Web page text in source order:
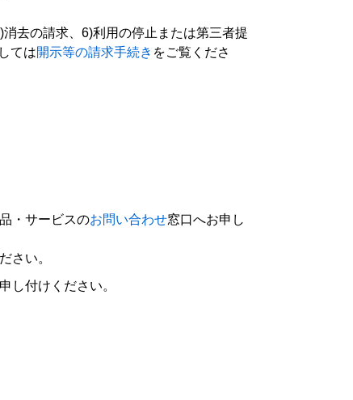
去の請求、6)利用の停止または第三者提
ては開示等の請求手続き をご覧くださ
・サービスのお問い合わせ窓口へお申し
さい。
し付けください。